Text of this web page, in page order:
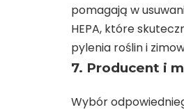
pomagają w
HEPA, które
pylenia roślin i
7. Producent i
Wybór